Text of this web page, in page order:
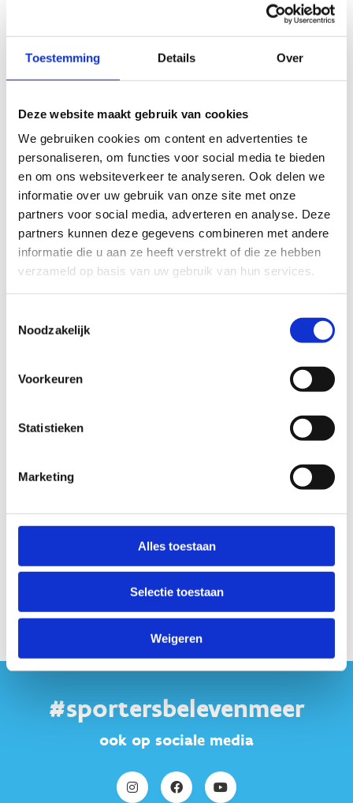
Toestemming Details Over
Deze website maakt gebruik van cookies
We gebruiken cookies om content en advertenties te
personaliseren, om functies voor social media te bieden
en om ons websiteverkeer te analyseren. Ook delen we
informatie over uw gebruik van onze site met onze
partners voor social media, adverteren en analyse. Deze
partners kunnen deze gegevens combineren met andere
informatie die u aan ze heeft verstrekt of die ze hebben
verzameld op basis van uw gebruik van hun services.
Noodzakelijk
Voorkeuren
Statistieken
Marketing
Alles toestaan
Selectie toestaan
Weigeren
#sportersbelevenmeer
ook op sociale media